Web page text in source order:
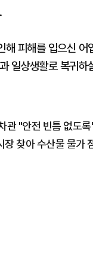
해 피해를 입으신
일상생활로 복귀
관 "안전 빈틈 없도
장 찾아 수산물 물가